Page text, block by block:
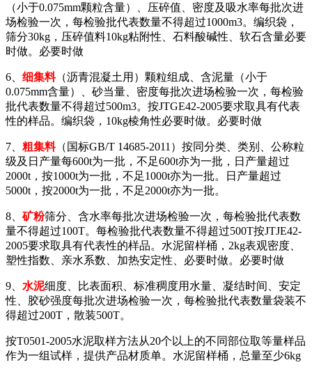
（小于0.075mm颗粒含量）、压碎值、密度及吸水率每批次进
场检验一次，每检验批代表数量不得超过1000m3。编织袋，
筛分30kg，压碎值料10kg粘附性、石料酸碱性、软石含量必要
时做。必要时做
6、 细集料（沥青混凝土用）颗粒组成、含泥量（小于
0.075mm含量）、砂当量、密度每批次进场检验一次，每检验
批代表数量不得超过500m3。按JTGE42-2005要求取具有代表
性的样品。编织袋，10kg棱角性必要时做。必要时做
7、 粗集料（国标GB/T 14685-2011）按同分类、类别、公称粒
级及日产量每600t为一批，不足600t亦为一批，日产量超过
2000t，按1000t为一批，不足1000t亦为一批。日产量超过
5000t，按2000t为一批，不足2000t亦为一批。
8、 矿粉筛分、含水率每批次进场检验一次，每检验批代表数
量不得超过100T。每检验批代表数量不得超过500T按JTJE42-
2005要求取具有代表性的样品。水泥留样桶，2kg表观密度、
塑性指数、亲水系数、加热安定性、必要时做。必要时做
9、 水泥细度、比表面积、标准稠度用水量、凝结时间、安定
性、胶砂强度每批次进场检验一次，每检验批代表数量袋装不
得超过200T，散装500T。
按T0501-2005水泥取样方法从20个以上的不同部位取等量样品
作为一组试样，提供产品材质单。水泥留样桶，总量至少6kg